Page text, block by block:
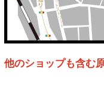
他のショップも含む